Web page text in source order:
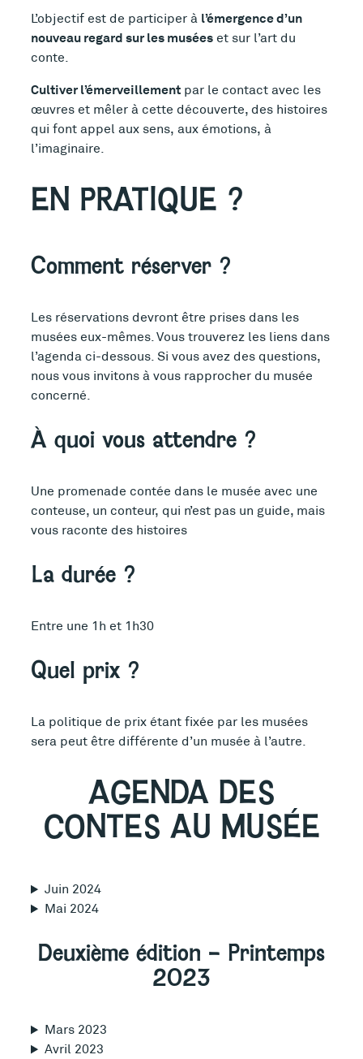
L’objectif est de participer à l’émergence d’un
nouveau regard sur les musées et sur l’art du
conte.
Cultiver l’émerveillement par le contact avec les
œuvres et mêler à cette découverte, des histoires
qui font appel aux sens, aux émotions, à
l’imaginaire.
EN PRATIQUE ?
Comment réserver ?
Les réservations devront être prises dans les
musées eux-mêmes. Vous trouverez les liens dans
l’agenda ci-dessous. Si vous avez des questions,
nous vous invitons à vous rapprocher du musée
concerné.
À quoi vous attendre ?
Une promenade contée dans le musée avec une
conteuse, un conteur, qui n’est pas un guide, mais
vous raconte des histoires
La durée ?
Entre une 1h et 1h30
Quel prix ?
La politique de prix étant fixée par les musées
sera peut être différente d’un musée à l’autre.
AGENDA DES
CONTES AU MUSÉE
Juin 2024
Mai 2024
Deuxième édition – Printemps
2023
Mars 2023
Avril 2023